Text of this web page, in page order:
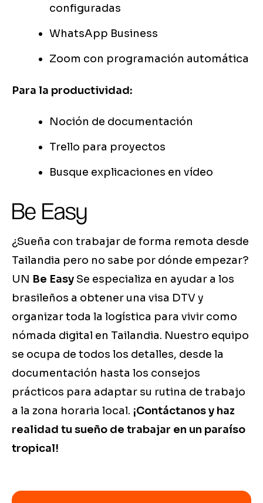
configuradas
WhatsApp Business
Zoom con programación automática
Para la productividad:
Noción de documentación
Trello para proyectos
Busque explicaciones en vídeo
Be Easy
¿Sueña con trabajar de forma remota desde
Tailandia pero no sabe por dónde empezar?
UN Be Easy Se especializa en ayudar a los
brasileños a obtener una visa DTV y
organizar toda la logística para vivir como
nómada digital en Tailandia. Nuestro equipo
se ocupa de todos los detalles, desde la
documentación hasta los consejos
prácticos para adaptar su rutina de trabajo
a la zona horaria local. ¡Contáctanos y haz
realidad tu sueño de trabajar en un paraíso
tropical!